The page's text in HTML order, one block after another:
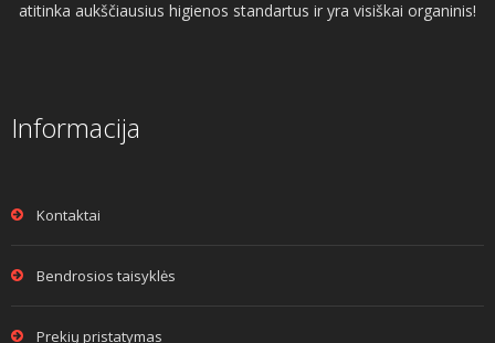
atitinka aukščiausius higienos standartus ir yra visiškai organinis!
Informacija
Kontaktai
Bendrosios taisyklės
Prekių pristatymas